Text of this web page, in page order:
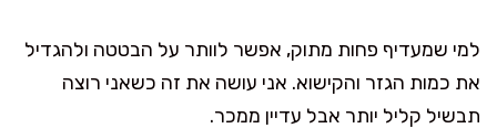
למי שמעדיף פחות מתוק, אפשר לוותר על הבטטה ולהגדיל
את כמות הגזר והקישוא. אני עושה את זה כשאני רוצה
תבשיל קליל יותר אבל עדיין ממכר.